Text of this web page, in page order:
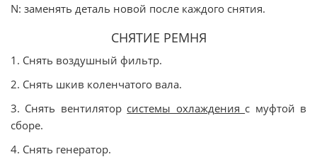
N: заменять деталь новой после каждого снятия.
СНЯТИЕ РЕМНЯ
1. Снять воздушный фильтр.
2. Снять шкив коленчатого вала.
3. Снять вентилятор системы охлаждения с муфтой в
сборе.
4. Снять генератор.